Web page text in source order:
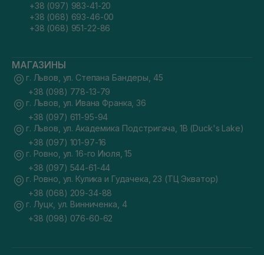
+38 (097) 983-41-20
+38 (068) 693-46-00
+38 (068) 951-22-86
МАГАЗИНЫ
г. Львов, ул. Степана Бандеры, 45
+38 (098) 778-13-79
г. Львов, ул. Ивана Франка, 36
+38 (097) 611-95-94
г. Львов, ул. Академика Подстригача, 1В (Duck's Lake)
+38 (097) 101-97-16
г. Ровно, ул. 16-го Июля, 15
+38 (097) 544-61-44
г. Ровно, ул. Кулика и Гудачека, 23 (ТЦ Экватор)
+38 (068) 209-34-88
г. Луцк, ул. Винниченка, 4
+38 (098) 076-60-62